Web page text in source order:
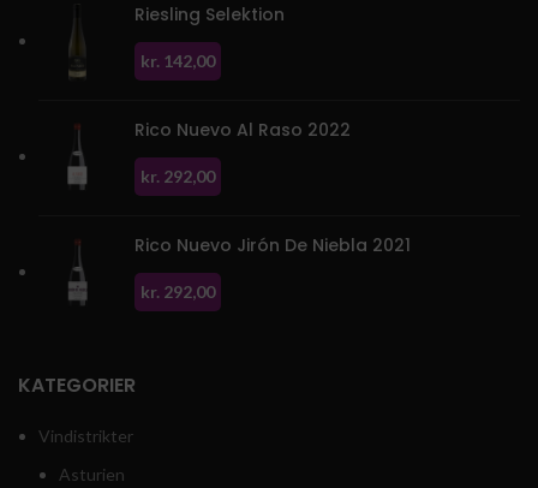
Riesling Selektion
kr. 142,00
Rico Nuevo Al Raso 2022
kr. 292,00
Rico Nuevo Jirón De Niebla 2021
kr. 292,00
KATEGORIER
Vindistrikter
Asturien